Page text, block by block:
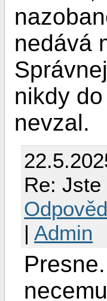
nedává
nikdy
nevzal.
Re:
|Admin